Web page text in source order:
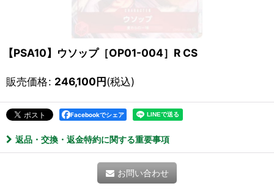
【PSA10】ウソップ［OP01-004］R CS
販売価格: 246,100円(税込)
Facebookでシェア
返品・交換・返金特約に関する重要事項
お問い合わせ